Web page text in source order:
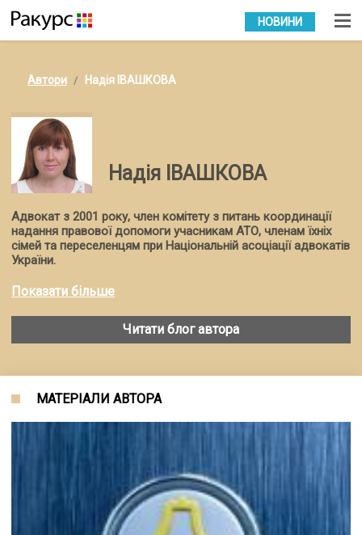
УКР РУС
НОВИНИ
Автори Надія ІВАШКОВА
Надія ІВАШКОВА
Адвокат з 2001 року, член комітету з питань координації
надання правової допомоги учасникам АТО, членам їхніх
сімей та переселенцям при Національній асоціації адвокатів
України.
У 2004–2014 роках — співзасновник і керівник юридичної
компанії «Приватна справа» (м. Одеса).
З 20 жовтня 2017 року — керуючий партнер адвокатського
об’єднання «Івашкова, Купченко та партнери».
Показати більше
Читати блог автора
МАТЕРІАЛИ АВТОРА